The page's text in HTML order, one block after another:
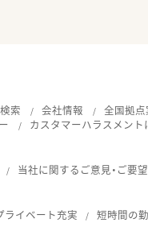
索 会社情報 全国拠点
カスタマーハラスメント
当社に関するご意見・ご要
ライベート充実 短時間の